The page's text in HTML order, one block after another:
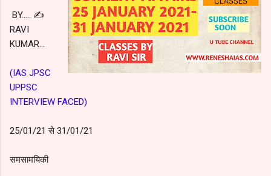
BY..... ✍️
RAVI
KUMAR...
(IAS JPSC
UPPSC
INTERVIEW FACED)
25/01/21 से 31/01/21
समसामयिकी